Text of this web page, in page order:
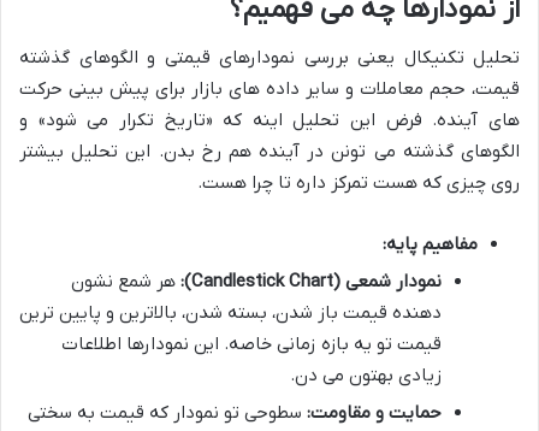
از نمودارها چه می فهمیم؟
تحلیل تکنیکال یعنی بررسی نمودارهای قیمتی و الگوهای گذشته
قیمت، حجم معاملات و سایر داده های بازار برای پیش بینی حرکت
های آینده. فرض این تحلیل اینه که «تاریخ تکرار می شود» و
الگوهای گذشته می تونن در آینده هم رخ بدن. این تحلیل بیشتر
روی چیزی که هست تمرکز داره تا چرا هست.
مفاهیم پایه:
نمودار شمعی (Candlestick Chart):
هر شمع نشون
دهنده قیمت باز شدن، بسته شدن، بالاترین و پایین ترین
قیمت تو یه بازه زمانی خاصه. این نمودارها اطلاعات
زیادی بهتون می دن.
حمایت و مقاومت: سطوحی تو نمودار که قیمت به سختی